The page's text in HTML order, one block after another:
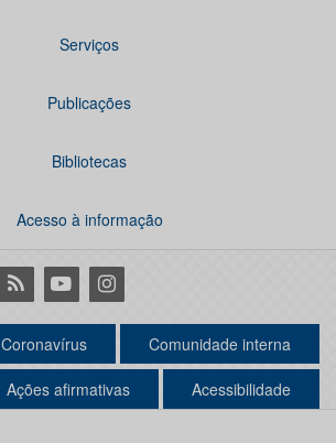
Serviços
Publicações
Bibliotecas
Acesso à informação
RSS YoutubeInstagram
Coronavírus Comunidade interna
Ações afirmativas Acessibilidade